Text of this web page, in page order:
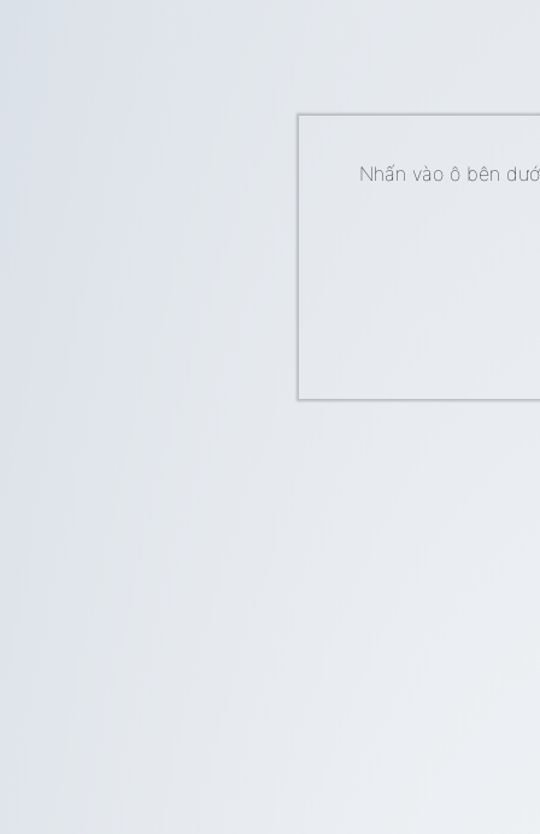
Nhấn vào ô bên